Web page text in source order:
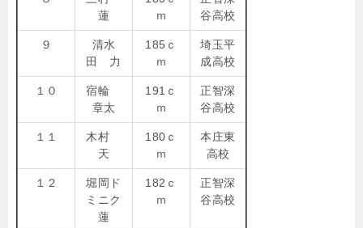
蓮
ｍ
谷高校
９
清水
田 力
185ｃ
ｍ
埼玉平
成高校
１０
宿輪
章太
191ｃ
ｍ
正智深
谷高校
１１
木村
天
180ｃ
ｍ
本庄東
高校
１２
堀岡ド
ミニク
蓮
182ｃ
ｍ
正智深
谷高校